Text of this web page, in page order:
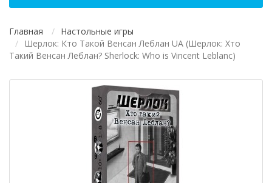
Главная
Настольные игры
Шерлок: Кто Такой Венсан Леблан UA (Шерлок: Хто
Такий Венсан Леблан? Sherlock: Who is Vincent Leblanc)